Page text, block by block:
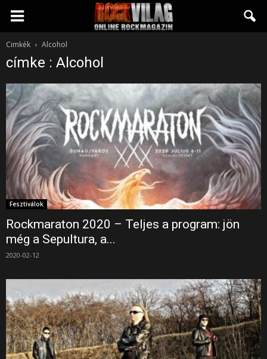
Rockvilág.hu
online
rockmagazin
Cimkék Alcohol
címke : Alcohol
Fesztiválok
Rockmaraton 2020 – Teljes a program: jön
még a Sepultura, a...
2020-02-12